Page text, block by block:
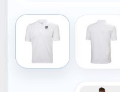
HELLY HANSEN
Helly